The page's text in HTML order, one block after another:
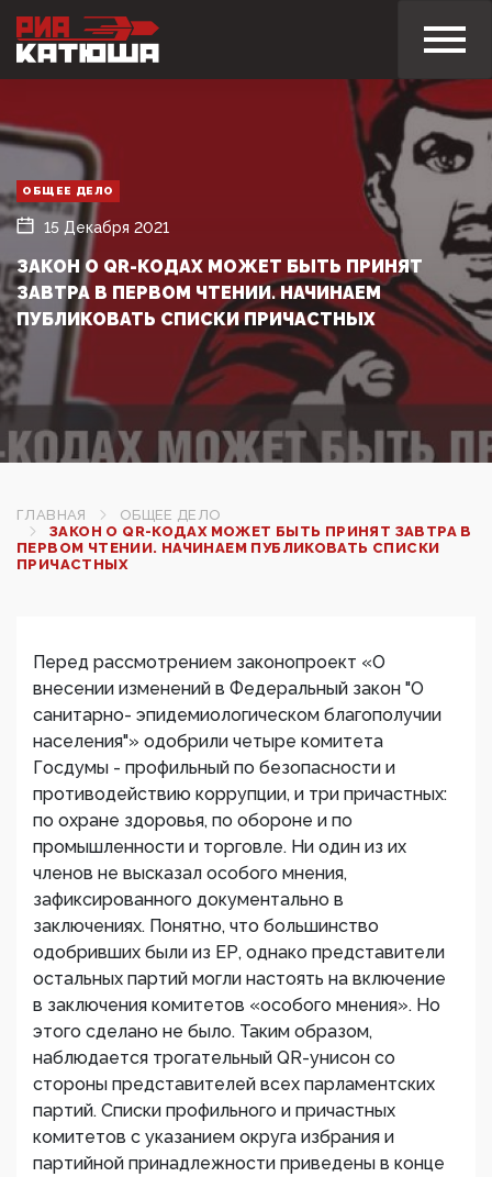
ОБЩЕЕ ДЕЛО
15 Декабря 2021
ЗАКОН О QR-КОДАХ МОЖЕТ БЫТЬ ПРИНЯТ
ЗАВТРА В ПЕРВОМ ЧТЕНИИ. НАЧИНАЕМ
ПУБЛИКОВАТЬ СПИСКИ ПРИЧАСТНЫХ
ГЛАВНАЯ
ОБЩЕЕ ДЕЛО
ЗАКОН О QR-КОДАХ МОЖЕТ БЫТЬ ПРИНЯТ ЗАВТРА В
ПЕРВОМ ЧТЕНИИ. НАЧИНАЕМ ПУБЛИКОВАТЬ СПИСКИ
ПРИЧАСТНЫХ
Перед рассмотрением законопроект «О
внесении изменений в Федеральный закон "О
санитарно- эпидемиологическом благополучии
населения"» одобрили четыре комитета
Госдумы - профильный по безопасности и
противодействию коррупции, и три причастных:
по охране здоровья, по обороне и по
промышленности и торговле. Ни один из их
членов не высказал особого мнения,
зафиксированного документально в
заключениях. Понятно, что большинство
одобривших были из ЕР, однако представители
остальных партий могли настоять на включение
в заключения комитетов «особого мнения». Но
этого сделано не было. Таким образом,
наблюдается трогательный QR-унисон со
стороны представителей всех парламентских
партий. Списки профильного и причастных
комитетов с указанием округа избрания и
партийной принадлежности приведены в конце